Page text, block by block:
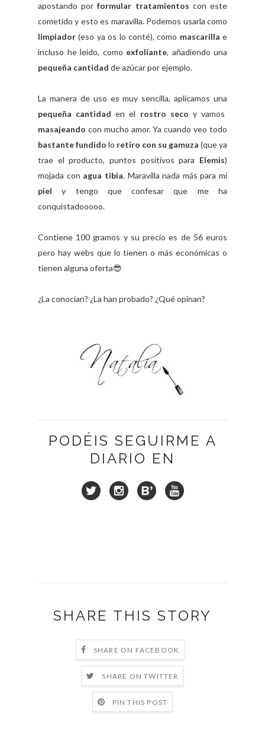
apostando porformular tratamientos con este
cometido y esto es maravilla. Podemos usarla como
limpiador (eso ya os lo conté), como mascarilla e
incluso he leído, como exfoliante, añadiendo una
pequeña cantidad de azúcar por ejemplo.
La manera de uso es muy sencilla, aplicamos una
pequeña cantidaden el rostro seco y vamos
masajeando con mucho amor. Ya cuando veo todo
bastante fundido lo retiro con su gamuza (que ya
trae el producto, puntos positivos para Elemis)
mojada con agua tibia. Maravilla nada más para mi
piel y tengo que confesar que me ha
conquistadooooo.
Contiene 100 gramos y su precio es de 56 euros
pero hay webs que lo tienen o más económicas o
tienen alguna oferta😎
¿La conocían? ¿La han probado? ¿Qué opinan?
PODÉIS SEGUIRME A
DIARIO EN
SHARE THIS STORY
SHARE ON FACEBOOK
SHARE ON TWITTER
PIN THIS POST